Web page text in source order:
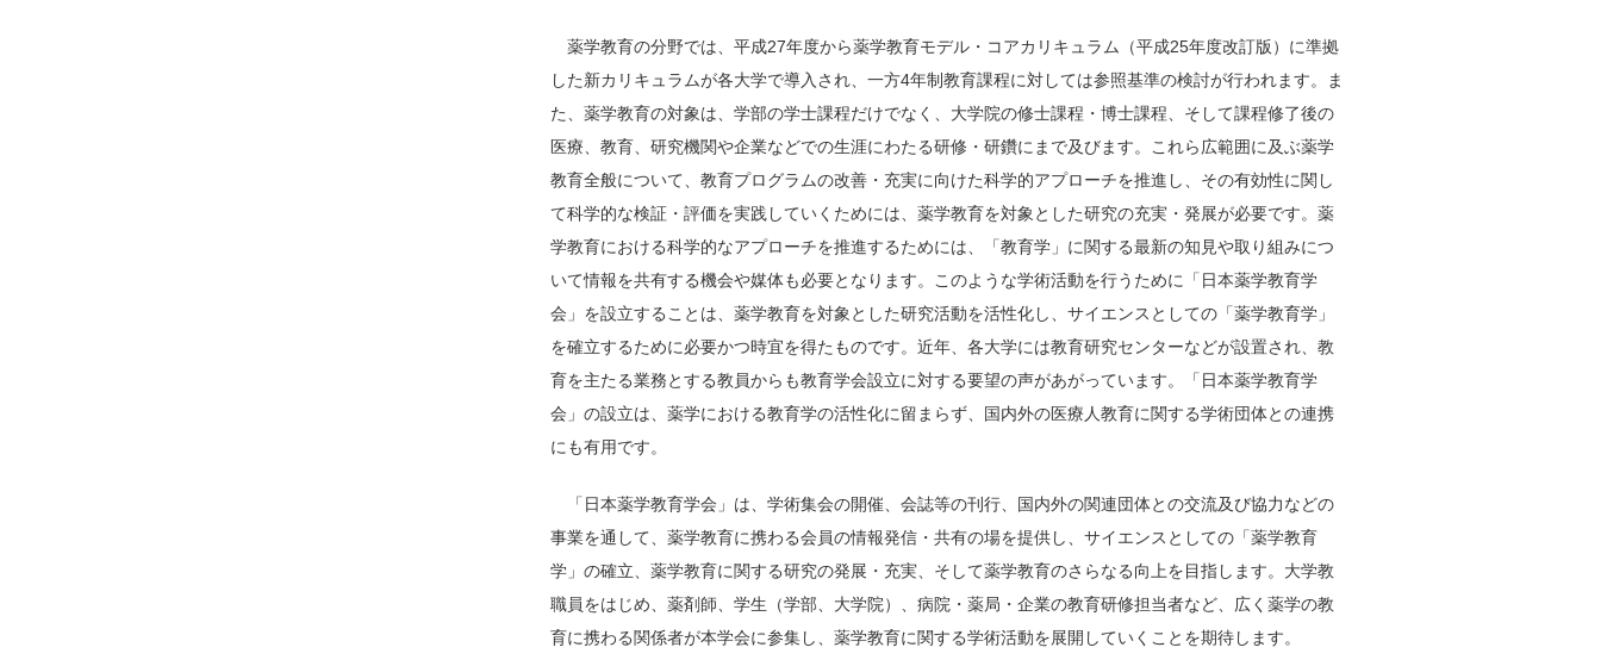
薬学教育の分野では、平成27年度から薬学教育モデル・コアカリキュラム（平成25年度改訂版）に準拠
した新カリキュラムが各大学で導入され、一方4年制教育課程に対しては参照基準の検討が行われます。ま
た、薬学教育の対象は、学部の学士課程だけでなく、大学院の修士課程・博士課程、そして課程修了後の
医療、教育、研究機関や企業などでの生涯にわたる研修・研鑽にまで及びます。これら広範囲に及ぶ薬学
教育全般について、教育プログラムの改善・充実に向けた科学的アプローチを推進し、その有効性に関し
て科学的な検証・評価を実践していくためには、薬学教育を対象とした研究の充実・発展が必要です。薬
学教育における科学的なアプローチを推進するためには、「教育学」に関する最新の知見や取り組みにつ
いて情報を共有する機会や媒体も必要となります。このような学術活動を行うために「日本薬学教育学
会」を設立することは、薬学教育を対象とした研究活動を活性化し、サイエンスとしての「薬学教育学」
を確立するために必要かつ時宜を得たものです。近年、各大学には教育研究センターなどが設置され、教
育を主たる業務とする教員からも教育学会設立に対する要望の声があがっています。「日本薬学教育学
会」の設立は、薬学における教育学の活性化に留まらず、国内外の医療人教育に関する学術団体との連携
にも有用です。
「日本薬学教育学会」は、学術集会の開催、会誌等の刊行、国内外の関連団体との交流及び協力などの
事業を通して、薬学教育に携わる会員の情報発信・共有の場を提供し、サイエンスとしての「薬学教育
学」の確立、薬学教育に関する研究の発展・充実、そして薬学教育のさらなる向上を目指します。大学教
職員をはじめ、薬剤師、学生（学部、大学院）、病院・薬局・企業の教育研修担当者など、広く薬学の教
育に携わる関係者が本学会に参集し、薬学教育に関する学術活動を展開していくことを期待します。